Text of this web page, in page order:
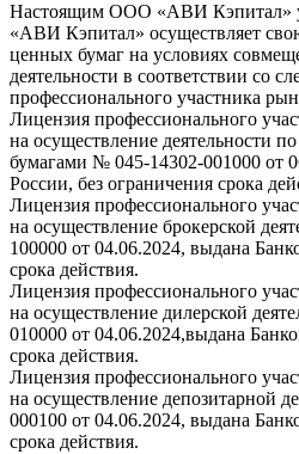
Настоящим ООО «АВИ Кэпитал»
«АВИ Кэпитал» осуществляет
ценных бумаг на условиях
деятельности в соответствии со
профессионального участника
Лицензия профессионального
на осуществление деятельности
бумагами № 045-14302-001000 от
России, без ограничения срока
Лицензия профессионального
на осуществление брокерской
100000 от 04.06.2024, выдана
срока действия.
Лицензия профессионального
на осуществление дилерской
010000 от 04.06.2024,выдана
срока действия.
Лицензия профессионального
на осуществление депозитарной
000100 от 04.06.2024, выдана
срока действия.